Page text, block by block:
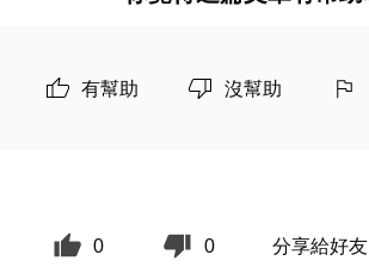
有幫助 沒幫助
0 0 分享給好友